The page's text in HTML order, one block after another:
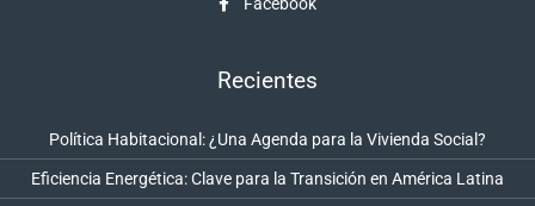
Recientes
Política Habitacional: ¿Una Agenda para la Vivienda Social?
Eficiencia Energética: Clave para la Transición en América Latina